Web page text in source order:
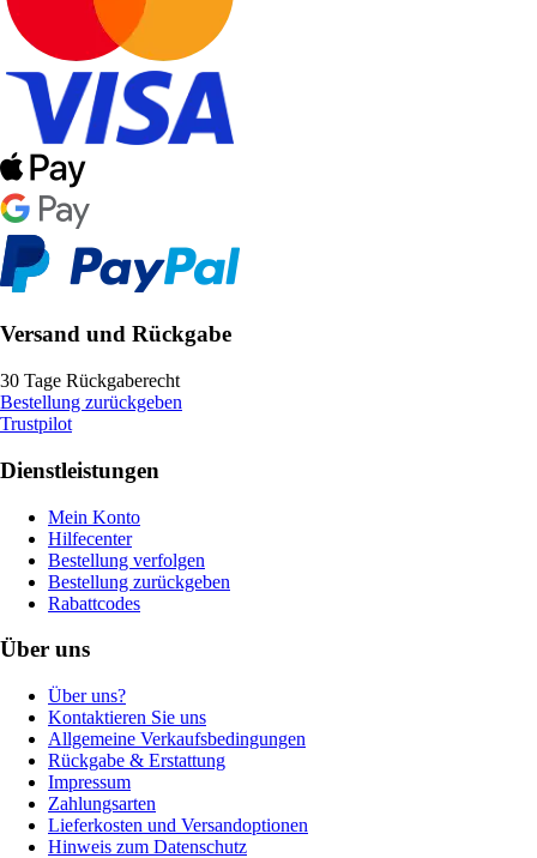
Versand und Rückgabe
30 Tage Rückgaberecht
Bestellung zurückgeben
Trustpilot
Dienstleistungen
Mein Konto
Hilfecenter
Bestellung verfolgen
Bestellung zurückgeben
Rabattcodes
Über uns
Über uns?
Kontaktieren Sie uns
Allgemeine Verkaufsbedingungen
Rückgabe & Erstattung
Impressum
Zahlungsarten
Lieferkosten und Versandoptionen
Hinweis zum Datenschutz